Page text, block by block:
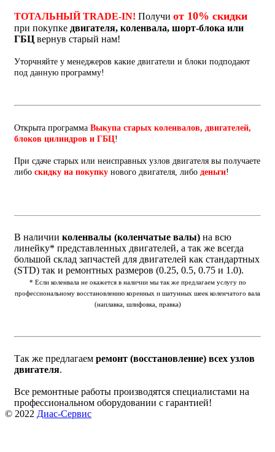
ТОТАЛЬНЫЙ TRADE-IN! Получи от 10% скидки
при покупке двигателя, коленвала, шорт-блока или
ГБЦ вернув старый нам!
Уторчняйте у менеджеров какие двигатели и блоки подподают
под данную программу!
Открыта программа Выкупа старых коленвалов, двигателей,
блоков цилиндров и ГБЦ!
При сдаче старых или неисправных узлов двигателя вы получаете
либо скидку на покупку нового двигателя, либо деньги!
В наличии коленвалы (коленчатые валы) на всю
линейку* представленных двигателей, а так же всегда
большой склад запчастей для двигателей как стандартных
(STD) так и ремонтных размеров (0.25, 0.5, 0.75 и 1.0).
* Если коленвала не окажется в наличии мы так же предлагаем услугу по
профессиональному восстановлению коренных и шатунных шеек коленчатого вала
(наплавка, шлифовка, правка)
Так же предлагаем ремонт (восстановление) всех узлов
двигателя.
Все ремонтные работы производятся специалистами на
профессиональном оборудовании с гарантией!
© 2022 Диас-Сервис